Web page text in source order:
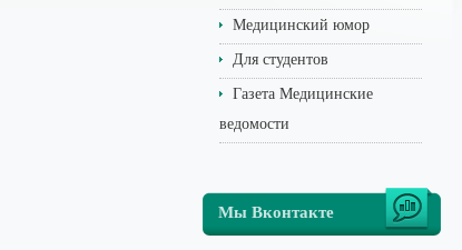
Медицинский юмор
Для студентов
Газета Медицинские
ведомости
Мы Вконтакте